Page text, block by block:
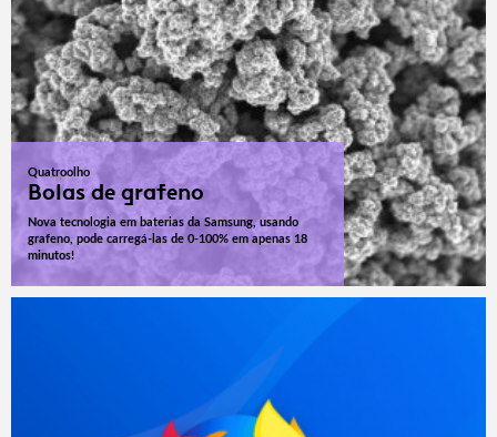
Quatroolho
Bolas de grafeno
Nova tecnologia em baterias da Samsung, usando
grafeno, pode carregá-las de 0-100% em apenas 18
minutos!